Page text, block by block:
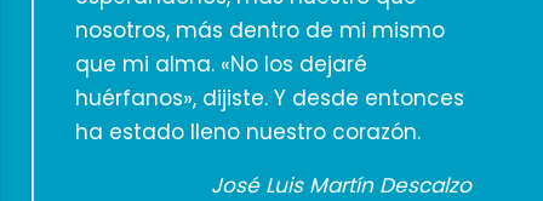
nosotros, más dentro de mi mismo
que mi alma. «No los dejaré
huérfanos», dijiste. Y desde entonces
ha estado lleno nuestro corazón.
José Luis Martín Descalzo